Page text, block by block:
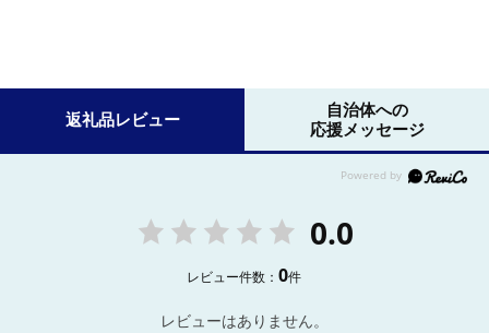
返礼品レビュー
自治体への
応援メッセージ
0.0
レビュー件数：0件
レビューはありません。